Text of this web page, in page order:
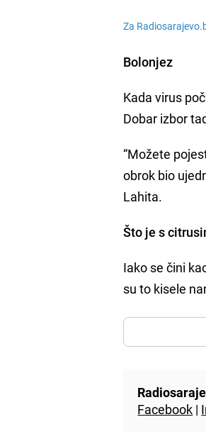
Za
Bolonjez
Kada virus
Dobar izbor
“Možete
obrok bio
Lahita.
Što je s
Iako se čini
su to kisele
Facebook |